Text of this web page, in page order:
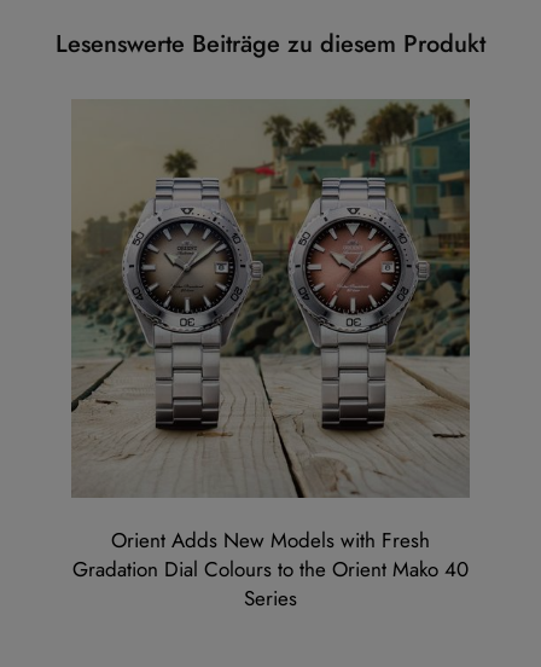
Lesenswerte Beiträge zu diesem Produkt
Orient Adds New Models with Fresh
Gradation Dial Colours to the Orient Mako 40
Series